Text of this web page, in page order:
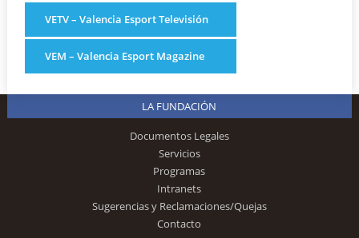
VETV – Valencia Esport Televisión
VEM – Valencia Esport Magazine
LA FUNDACIÓN
Documentos Legales
Servicios
Programas
Intranets
Sugerencias y Reclamaciones/Quejas
Contacto